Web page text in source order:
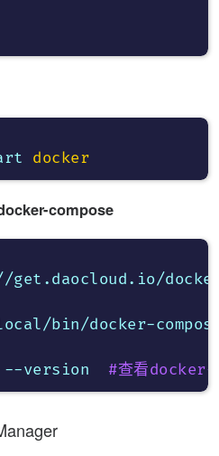
docker
compose
docker/
bin/docker-
--version #查看docker-